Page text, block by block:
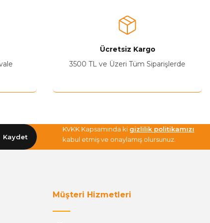
Ücretsiz Kargo
3500 TL ve Üzeri Tüm Siparişlerde
Kaydet
KVKK Kapsamında ki gizlilik politikamızı
kabul etmiş ve onaylamış olursunuz.
Müşteri Hizmetleri